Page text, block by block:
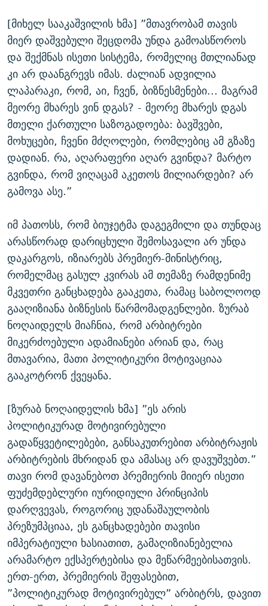
[მიხელ სააკაშვილის ხმა] ”მთავრობამ თავის
მიერ დაშვებული შეცდომა უნდა გამოასწოროს
და შექმნას ისეთი სისტემა, რომელიც მთლიანად
კი არ დაანგრევს იმას. ძალიან ადვილია
ლაპარაკი, რომ, აი, ჩვენ, ბიზნესმენები... მაგრამ
მეორე მხარეს ვინ დგას? - მეორე მხარეს დგას
მთელი ქართული საზოგადოება: ბავშვები,
მოხუცები, ჩვენი მძღოლები, რომლებიც ამ გზაზე
დადიან. რა, აღარაფერი აღარ გვინდა? მარტო
გვინდა, რომ ვიღაცამ აკეთოს მილიარდები? არ
გამოვა ასე.”
იმ პათოსს, რომ ბიუჯეტმა დაგეგმილი და თუნდაც
არასწორად დარიცხული შემოსავალი არ უნდა
დაკარგოს, იზიარებს პრემიერ-მინისტრიც,
რომელმაც გასულ კვირას ამ თემაზე რამდენიმე
მკვეთრი განცხადება გააკეთა, რამაც საბოლოოდ
გააღიზიანა ბიზნესის წარმომადგენლები. ზურაბ
ნოღაიდელს მიაჩნია, რომ არბიტრები
მიკერძოებული ადამიანები არიან და, რაც
მთავარია, მათი პოლიტიკური მოტივაციაა
გააკოტრონ ქვეყანა.
[ზურაბ ნოღაიდელის ხმა] ”ეს არის
პოლიტიკურად მოტივირებული
გადაწყვეტილებები, განსაკუთრებით არბიტრაჟის
არბიტრების მხრიდან და ამასაც არ დავუშვებთ.”
თავი რომ დავანებოთ პრემიერის მიიერ ისეთი
ფუძემდებლური იურიდიული პრინციპის
დარღვევას, როგორიც უდანაშაულობის
პრეზუმპციაა, ეს განცხადებები თავისი
იმპერატიული ხასიათით, გამაღიზიანებელია
არამარტო ექსპერტებისა და მეწარმეებისათვის.
ერთ-ერთ, პრემიერის შეფასებით,
”პოლიტიკურად მოტივირებულ” არბიტრს, დავით